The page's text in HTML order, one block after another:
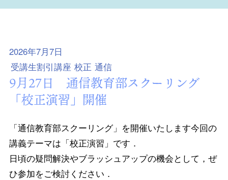
2026年7月7日
受講生割引講座 校正 通信
9月27日 通信教育部スクーリング
「校正演習」開催
「通信教育部スクーリング」を開催いたします今回の
講義テーマは「校正演習」です．
日頃の疑問解決やブラッシュアップの機会として，ぜ
ひ参加をご検討ください．